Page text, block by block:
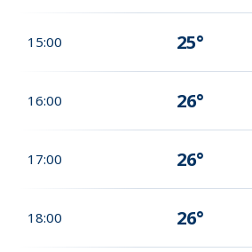
15:00 25°
16:00 26°
17:00 26°
18:00 26°